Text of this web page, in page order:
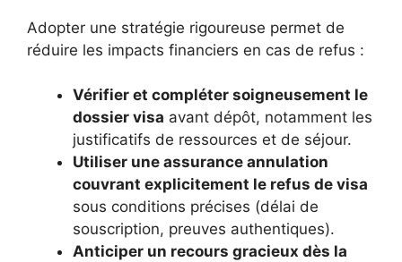
Adopter une stratégie rigoureuse permet de
réduire les impacts financiers en cas de refus :
Vérifier et compléter soigneusement le
dossier visa avant dépôt, notamment les
justificatifs de ressources et de séjour.
Utiliser une assurance annulation
couvrant explicitement le refus de visa
sous conditions précises (délai de
souscription, preuves authentiques).
Anticiper un recours gracieux dès la